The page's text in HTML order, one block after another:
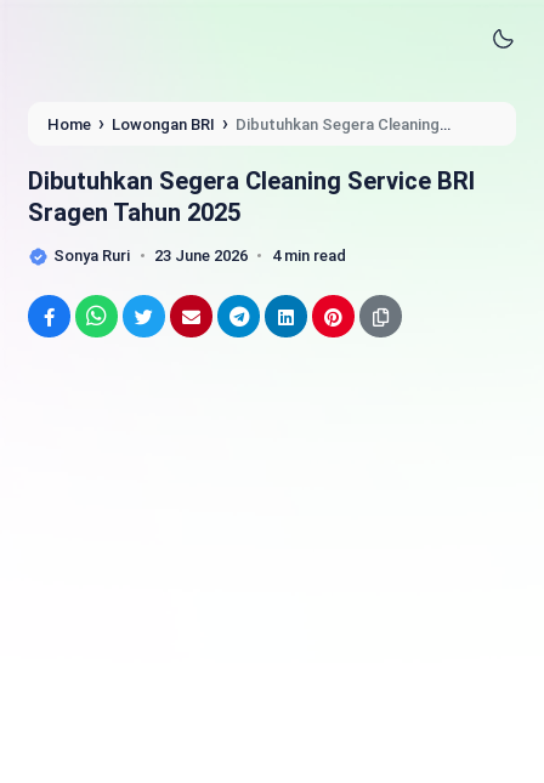
Home › Lowongan BRI › Dibutuhkan Segera Cleaning
Dibutuhkan Segera Cleaning Service BRI
Sragen Tahun 2025
Sonya Ruri 23 June 2026 4 min read